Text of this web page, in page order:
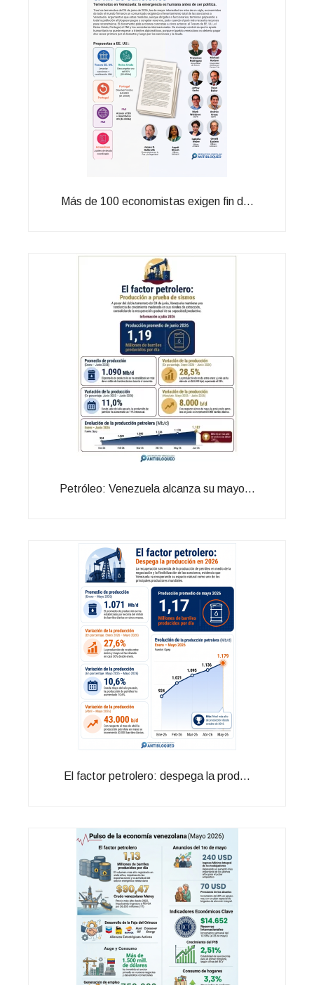
Más de 100 economistas exigen fin d...
Petróleo: Venezuela alcanza su mayo...
El factor petrolero: despega la prod...